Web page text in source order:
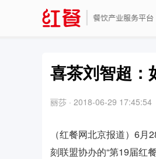
喜茶刘智超：
丽莎 · 2018-06-29 17:45:54
（红餐网北京报道）6
刻联盟协办的“第19届红